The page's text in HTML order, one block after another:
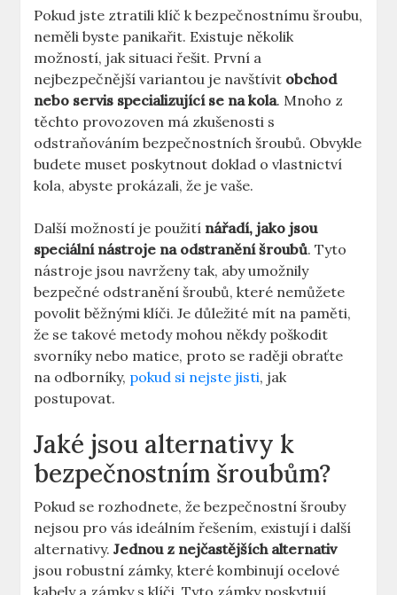
Pokud jste ztratili klíč k bezpečnostnímu šroubu,
neměli byste ⁤panikařit. Existuje několik
možností, jak situaci řešit. První a
nejbezpečnější variantou je navštívit obchod
nebo servis specializující se na kola. Mnoho z
těchto provozoven má⁣ zkušenosti⁢ s
odstraňováním bezpečnostních šroubů. Obvykle
budete muset poskytnout⁢ doklad o vlastnictví​
kola, abyste‍ prokázali, že je ⁤vaše.
Další možností je ‍použití nářadí, jako jsou
speciální nástroje ​na odstranění šroubů. Tyto
nástroje⁤ jsou navrženy tak, aby umožnily
bezpečné odstranění šroubů, které nemůžete‌
povolit běžnými klíči. Je‍ důležité mít na ‌paměti,
že se​ takové metody mohou ‌někdy poškodit
svorníky nebo matice, proto se raději obraťte
na odborníky, pokud si nejste jisti, jak
postupovat.
Jaké jsou alternativy k
bezpečnostním ⁢šroubům?
Pokud ​se rozhodnete,​ že bezpečnostní šrouby
nejsou pro⁢ vás ideálním řešením, existují i‍ další
alternativy.Jednou z nejčastějších ⁢alternativ
jsou robustní zámky, které kombinují ocelové